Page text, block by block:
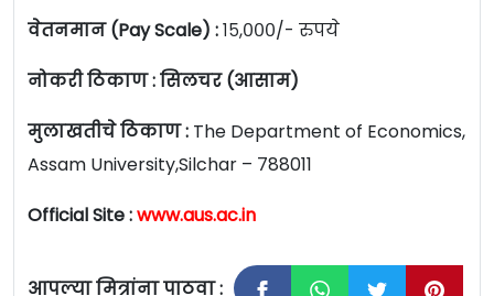
वेतनमान (Pay Scale) :१५,०००/- रुपये
नोकरी ठिकाण : सिलचर (आसाम)
मुलाखतीचे ठिकाण : The Department of Economics,
Assam University,Silchar – 788011
Official Site :www.aus.ac.in
आपल्या मित्रांना पाठवा :